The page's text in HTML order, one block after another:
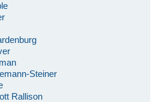
Steiner
Rallison